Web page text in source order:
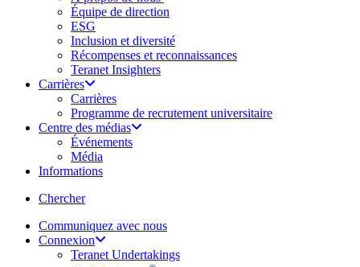
Équipe de direction
ESG
Inclusion et diversité
Récompenses et reconnaissances
Teranet Insighters
Carrières
Carrières
Programme de recrutement universitaire
Centre des médias
Événements
Média
Informations
Cherchersearch
Communiquez avec nous
Connexion
Teranet Undertakings